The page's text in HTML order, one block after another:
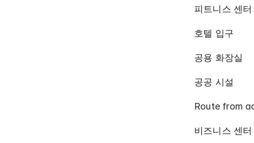
피트니스 센터
호텔 입구
공용 화장실
공공 시설
Route from
비즈니스 센터